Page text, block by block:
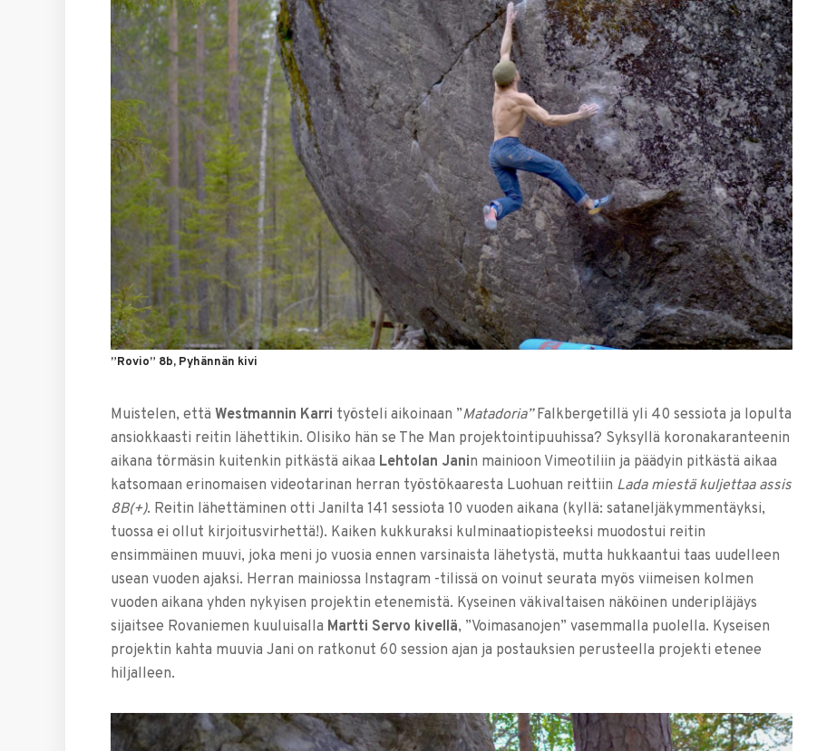
”Rovio” 8b, Pyhännän kivi
Muistelen, että Westmannin Karri työsteli aikoinaan ”Matadoria”Falkbergetillä yli 40 sessiota ja lopulta
ansiokkaasti reitin lähettikin. Olisiko hän se The Man projektointipuuhissa? Syksyllä koronakaranteenin
aikana törmäsin kuitenkin pitkästä aikaa Lehtolan Janin mainioon Vimeotiliin ja päädyin pitkästä aikaa
katsomaan erinomaisen videotarinan herran työstökaaresta Luohuan reittiin Lada miestä kuljettaa assis
8B(+). Reitin lähettäminen otti Janilta 141 sessiota 10 vuoden aikana (kyllä: sataneljäkymmentäyksi,
tuossa ei ollut kirjoitusvirhettä!). Kaiken kukkuraksi kulminaatiopisteeksi muodostui reitin
ensimmäinen muuvi, joka meni jo vuosia ennen varsinaista lähetystä, mutta hukkaantui taas uudelleen
usean vuoden ajaksi. Herran mainiossa Instagram -tilissä on voinut seurata myös viimeisen kolmen
vuoden aikana yhden nykyisen projektin etenemistä. Kyseinen väkivaltaisen näköinen underipläjäys
sijaitsee Rovaniemen kuuluisalla Martti Servo kivellä, ”Voimasanojen” vasemmalla puolella. Kyseisen
projektin kahta muuvia Jani on ratkonut 60 session ajan ja postauksien perusteella projekti etenee
hiljalleen.